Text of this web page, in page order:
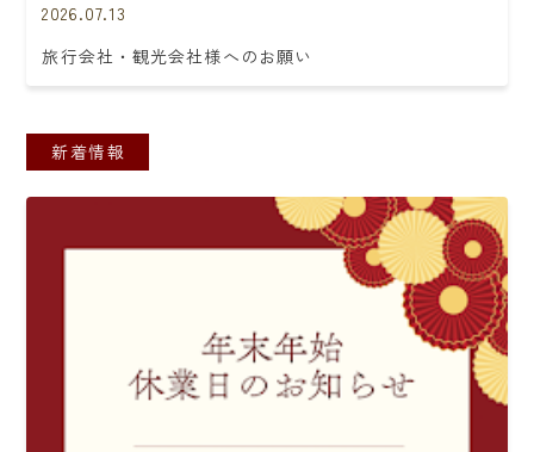
2026.07.13
旅行会社・観光会社様へのお願い
新着情報